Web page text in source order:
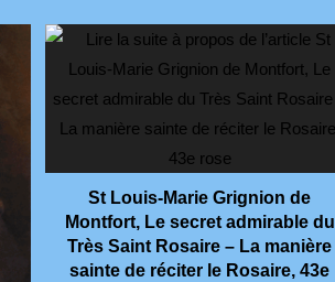
St Louis-Marie Grignion de
Montfort, Le secret admirable du
Très Saint Rosaire – La manière
sainte de réciter le Rosaire, 43e